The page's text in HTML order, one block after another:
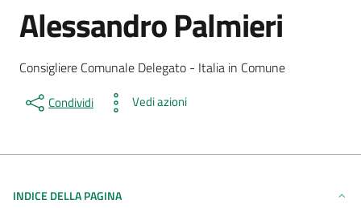
Alessandro Palmieri
Dettagli della persona
Descrizione breve
Consigliere Comunale Delegato - Italia in Comune
Condividi Vedi azioni
INDICE DELLA PAGINA